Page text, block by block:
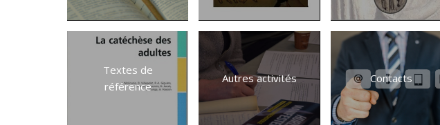
Textes de
référence
Autres activités Contacts